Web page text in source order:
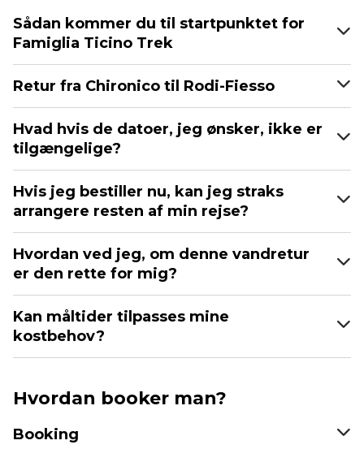
Sådan kommer du til startpunktet for
Famiglia Ticino Trek
Retur fra Chironico til Rodi-Fiesso
Hvad hvis de datoer, jeg ønsker, ikke er
tilgængelige?
Hvis jeg bestiller nu, kan jeg straks
arrangere resten af min rejse?
Hvordan ved jeg, om denne vandretur
er den rette for mig?
Kan måltider tilpasses mine
kostbehov?
Hvordan booker man?
Booking